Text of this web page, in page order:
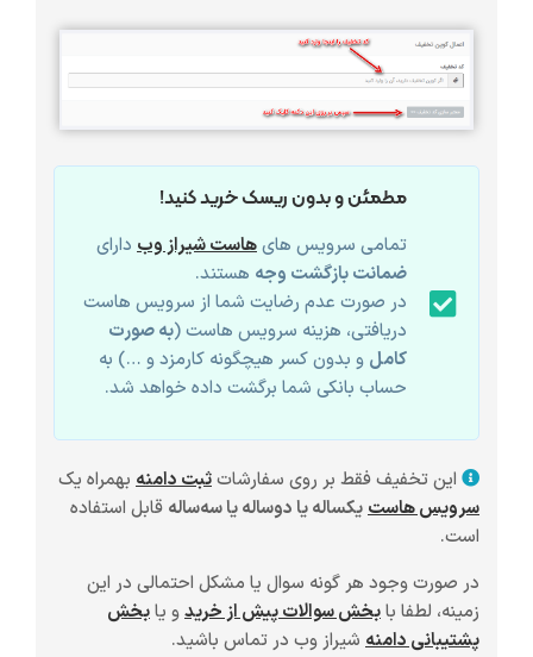
مطمئن و بدون ریسک خرید کنید!
تمامی سرویس هایهاست شیراز وب دارای
ضمانت بازگشت وجه هستند.
در صورت عدم رضایت شما از سرویس هاست
دریافتی، هزینه سرویس هاست (به صورت
کامل و بدون کسر هیچگونه کارمزد و …) به
حساب بانکی شما برگشت داده خواهد شد.
این تخفیف فقط بر روی سفارشاتثبت دامنه بهمراه یک
سرویس هاستیکساله یا دوساله یا سه‌ساله قابل استفاده
است.
در صورت وجود هر گونه سوال یا مشکل احتمالی در این
زمینه، لطفا بابخش سوالات پیش از خریدو یابخش
پشتیبانی دامنه شیراز وب در تماس باشید.